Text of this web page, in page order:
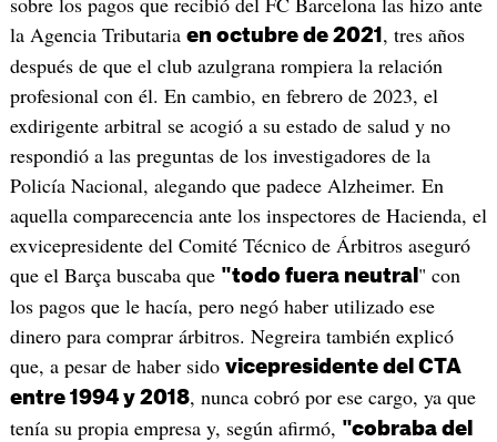
la Agencia Tributaria en octubre de 2021 , tres años
después de que el club azulgrana rompiera la relación
profesional con él. En cambio, en febrero de 2023, el
exdirigente arbitral se acogió a su estado de salud y no
respondió a las preguntas de los investigadores de la
Policía Nacional, alegando que padece Alzheimer. En
aquella comparecencia ante los inspectores de Hacienda, el
exvicepresidente del Comité Técnico de Árbitros aseguró
que el Barça buscaba que "todo fuera neutral " con
los pagos que le hacía, pero negó haber utilizado ese
dinero para comprar árbitros. Negreira también explicó
que, a pesar de haber sido vicepresidente del CTA
entre 1994 y 2018, nunca cobró por ese cargo, ya que
tenía su propia empresa y, según afirmó, "cobraba del